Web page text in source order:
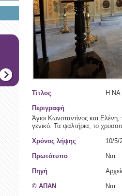
Τίτλος Η ΝΑ
Περιγραφή
Άγιοι Κωνσταντίνος και
γενικό. Τα ψαλτήρια, το
Χρόνος λήψης 10/5/
Πρωτότυπο Ναι
Πηγή
© ΑΠΑΝ Ναι